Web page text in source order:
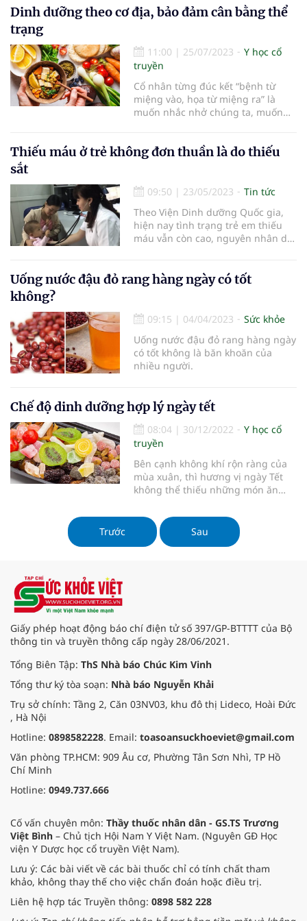
Dinh dưỡng theo cơ địa, bảo đảm cân bằng thể
trạng
11:00 | 25/07/2023
Y học cổ
truyền
Cổ nhân từng đúc kết “bệnh từ
miệng vào, họa từ miệng ra” là
muốn nhắc nhở chúng ta, muốn
mà mình có thể hoàn toàn kiểm
Thiếu máu ở trẻ không đơn thuần là do thiếu
sắt
09:50 | 23/05/2023
Tin tức
Theo Viện Dinh dưỡng Quốc gia,
hiện nay tình trạng trẻ em thiếu
máu vẫn còn cao, nguyên nhân do
Uống nước đậu đỏ rang hàng ngày có tốt
không?
09:15 | 04/04/2023
Sức khỏe
Uống nước đậu đỏ rang hàng ngày
có tốt không là băn khoăn của
nhiều người.
Chế độ dinh dưỡng hợp lý ngày tết
08:04 | 30/12/2022
Y học cổ
truyền
Bên cạnh không khí rộn ràng của
mùa xuân, thì hương vị ngày Tết
không thể thiếu những món ăn
đảm bảo chế độ dinh dưỡng khoa
học, hợp lý rất dễ xảy ra nhiều
nguy cơ đối với sức khỏe. Vậy,
Trước Sau
Giấy phép hoạt động báo chí điện tử số 397/GP-BTTTT của Bộ
thông tin và truyền thông cấp ngày 28/06/2021.
Tổng Biên Tập: ThS Nhà báo Chúc Kim Vinh
Tổng thư ký tòa soạn: Nhà báo Nguyễn Khải
Trụ sở chính: Tầng 2, Căn 03NV03, khu đô thị Lideco, Hoài Đức
, Hà Nội
Hotline: 0898582228. Email: toasoansuckhoeviet@gmail.com
Văn phòng TP.HCM: 909 Âu cơ, Phường Tân Sơn Nhì, TP Hồ
Chí Minh
Hotline: 0949.737.666
Cố vấn chuyên môn: Thầy thuốc nhân dân - GS.TS Trương
Việt Bình – Chủ tịch Hội Nam Y Việt Nam. (Nguyên GĐ Học
viện Y Dược học cổ truyền Việt Nam).
Lưu ý: Các bài viết về các bài thuốc chỉ có tính chất tham
khảo, không thay thế cho việc chẩn đoán hoặc điều trị.
Liên hệ hợp tác Truyền thông: 0898 582 228